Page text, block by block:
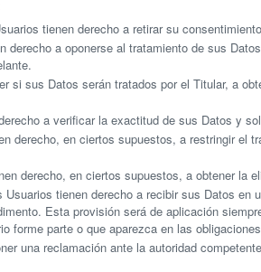
tienen derecho a retirar su
derecho a oponerse al tratamiento de sus
si sus Datos serán tratados por el Titular, a
a verificar la exactitud de sus Datos y
derecho, en ciertos supuestos, a restringir el
derecho, en ciertos supuestos, a obtener la
Usuarios tienen derecho a recibir sus Datos
Esta provisión será de aplicación
forme parte o que aparezca en las
una reclamación ante la autoridad